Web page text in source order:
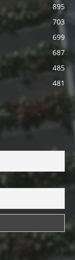
895
703
699
687
485
481